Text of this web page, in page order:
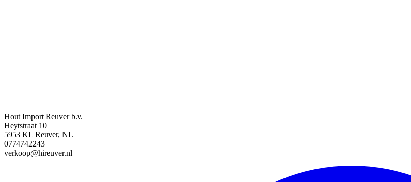
Hout Import Reuver b.v.
Heytstraat 10
5953 KL Reuver, NL
0774742243
verkoop@hireuver.nl